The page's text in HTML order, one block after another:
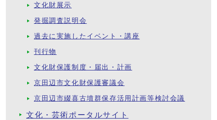
文化財展示
発掘調査説明会
過去に実施したイベント・講座
刊行物
文化財保護制度・届出・計画
京田辺市文化財保護審議会
京田辺市綴喜古墳群保存活用計画等検討会議
文化・芸術ポータルサイト